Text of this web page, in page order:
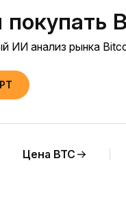
ИИ анализ рынка
Цена BTC